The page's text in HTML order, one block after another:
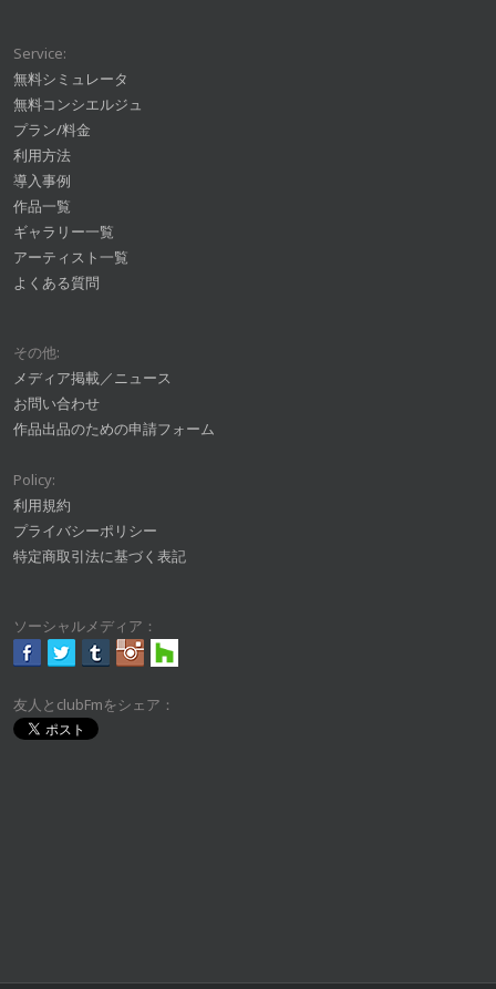
Service:
無料シミュレータ
無料コンシエルジュ
プラン/料金
利用方法
導入事例
作品一覧
ギャラリー一覧
アーティスト一覧
よくある質問
その他:
メディア掲載／ニュース
お問い合わせ
作品出品のための申請フォーム
Policy:
利用規約
プライバシーポリシー
特定商取引法に基づく表記
ソーシャルメディア：
友人とclubFmをシェア：